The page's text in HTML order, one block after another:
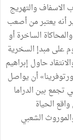
والتهريج
أنه يعتبر من أصعب
الساخرة أو
على مبدإ السخرية
حاول إبراهيم
أن يواصل
تجمع بين الدراما
الحياة
الشعبي